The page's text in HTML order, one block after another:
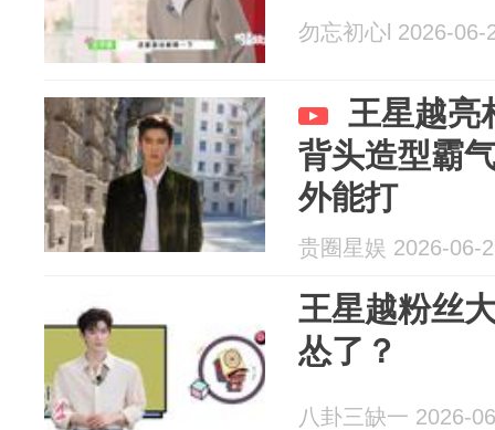
勿忘初心l 2026-06-
王星越亮
背头造型霸
外能打
贵圈星娱 2026-06-
王星越粉丝
怂了？
八卦三缺一 2026-